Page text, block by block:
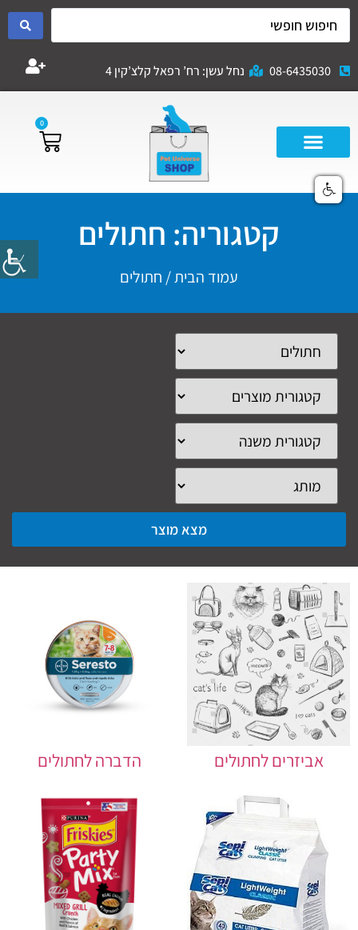
08-6435030 נחל עשן: רח’ רפאל קלצ’קין 4
0
קטגוריה: חתולים
עמוד הבית/ חתולים
מצא מוצר
אביזרים לחתולים הדברה לחתולים